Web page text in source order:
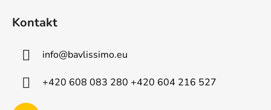
Kontakt
info@bavlissimo.eu
+420 608 083 280 +420 604 216 527